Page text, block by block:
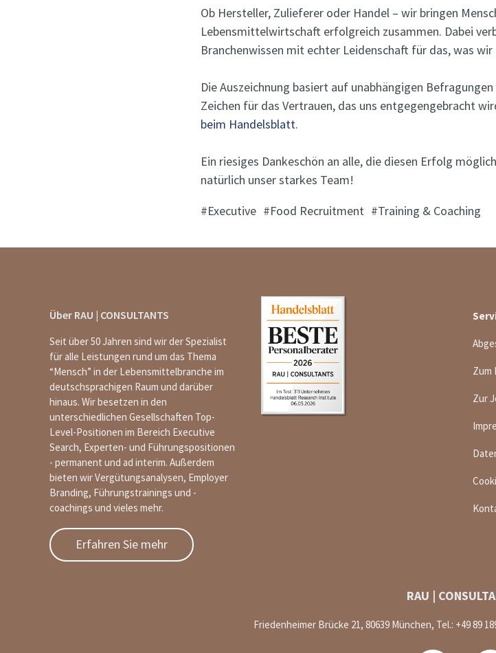
Ob Hersteller, Zulieferer oder Handel – wir bringen
Lebensmittelwirtschaft erfolgreich zusammen. Dabei
Branchenwissen mit echter Leidenschaft für das, was wir
Die Auszeichnung basiert auf unabhängigen
Zeichen für das Vertrauen, das uns entgegengebracht
beim Handelsblatt.
Ein riesiges Dankeschön an alle, die diesen Erfolg
natürlich unser starkes Team!
Executive
Food Recruitment Training & Coaching
Über RAU | CONSULTANTS
Seit über 50 Jahren sind wir der Spezialist
für alle Leistungen rund um das Thema
“Mensch” in der Lebensmittelbranche im
deutschsprachigen Raum und darüber
hinaus. Wir besetzen in den
unterschiedlichen Gesellschaften Top-
Level-Positionen im Bereich Executive
Search, Experten- und Führungspositionen
- permanent und ad interim. Außerdem
bieten wir Vergütungsanalysen, Employer
Branding, Führungstrainings und -
coachings und vieles mehr.
Erfahren Sie mehr
Zum
Zur
RAU |
Friedenheimer Brücke 21, 80639 München, Tel.: +49 89